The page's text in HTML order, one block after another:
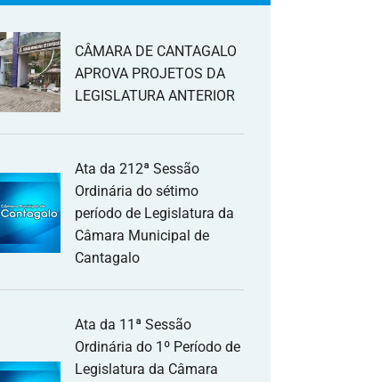
CÂMARA DE CANTAGALO
APROVA PROJETOS DA
LEGISLATURA ANTERIOR
Ata da 212ª Sessão
Ordinária do sétimo
período de Legislatura da
Câmara Municipal de
Cantagalo
Ata da 11ª Sessão
Ordinária do 1º Período de
Legislatura da Câmara